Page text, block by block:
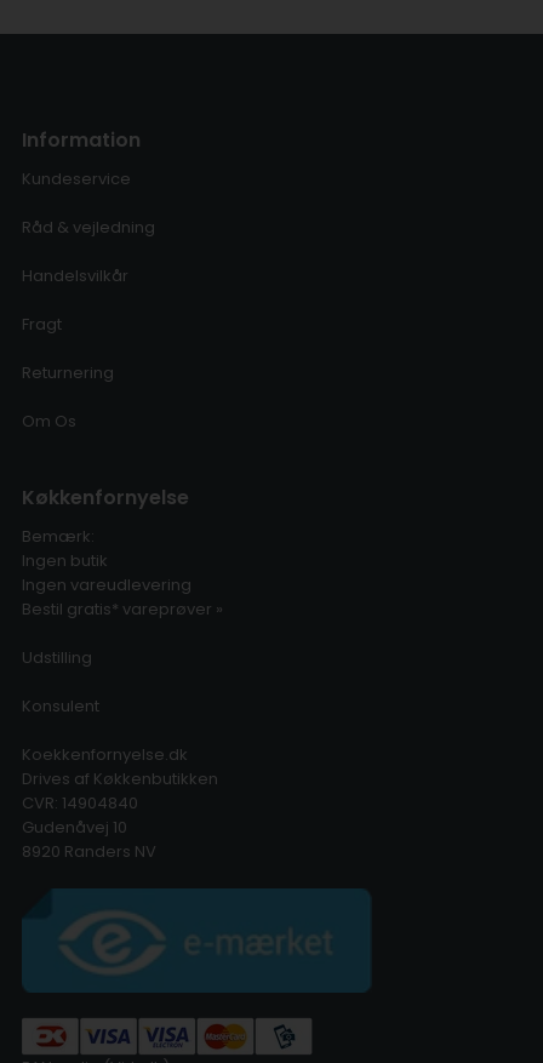
Information
Kundeservice
Råd & vejledning
Handelsvilkår
Fragt
Returnering
Om Os
Køkkenfornyelse
Bemærk:
Ingen butik
Ingen vareudlevering
Bestil gratis* vareprøver »
Udstilling
Konsulent
Koekkenfornyelse.dk
Drives af Køkkenbutikken
CVR: 14904840
Gudenåvej 10
8920 Randers NV